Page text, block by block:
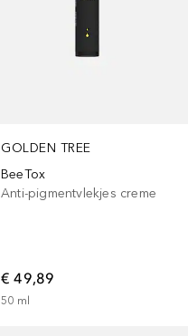
GOLDEN TREE
BeeTox
Anti-pigmentvlekjes creme
€ 49,89
50 ml